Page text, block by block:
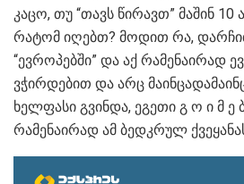
კაცო, თუ “თავს წირავთ” მაშინ
რატომ იღებთ? მოდით რა,
“ევროპებში” და აქ რამენაირად
ვჭირდებით და არც
ხელფასი გვინდა, ეგეთი გ ო ი მ ე
რამენაირად ამ ბედკრულ